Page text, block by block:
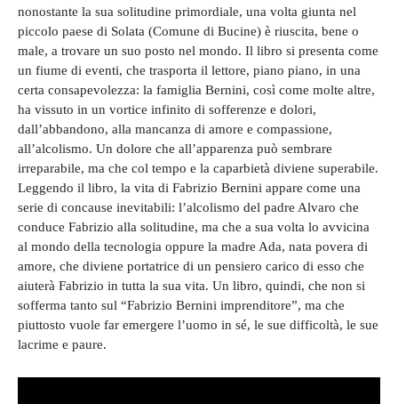
nonostante la sua solitudine primordiale, una volta giunta nel
piccolo paese di Solata (Comune di Bucine) è riuscita, bene o
male, a trovare un suo posto nel mondo. Il libro si presenta come
un fiume di eventi, che trasporta il lettore, piano piano, in una
certa consapevolezza: la famiglia Bernini, così come molte altre,
ha vissuto in un vortice infinito di sofferenze e dolori,
dall’abbandono, alla mancanza di amore e compassione,
all’alcolismo. Un dolore che all’apparenza può sembrare
irreparabile, ma che col tempo e la caparbietà diviene superabile.
Leggendo il libro, la vita di Fabrizio Bernini appare come una
serie di concause inevitabili: l’alcolismo del padre Alvaro che
conduce Fabrizio alla solitudine, ma che a sua volta lo avvicina
al mondo della tecnologia oppure la madre Ada, nata povera di
amore, che diviene portatrice di un pensiero carico di esso che
aiuterà Fabrizio in tutta la sua vita. Un libro, quindi, che non si
sofferma tanto sul “Fabrizio Bernini imprenditore”, ma che
piuttosto vuole far emergere l’uomo in sé, le sue difficoltà, le sue
lacrime e paure.